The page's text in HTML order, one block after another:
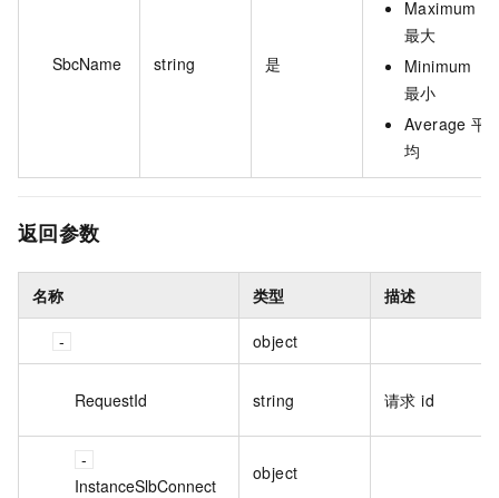
SbcName string 是
Maximum
最大
Minimum
最小
Average 平
均
返回参数
名称 类型 描述
object
RequestId string 请求 id
InstanceSlbConnect
object